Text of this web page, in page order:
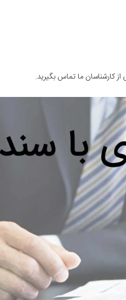
کارشناسان ما تماس بگیرید.